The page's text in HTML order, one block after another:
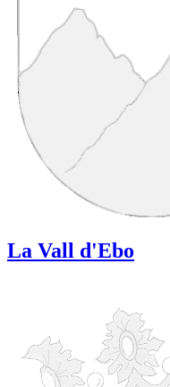
La Vall d'Ebo